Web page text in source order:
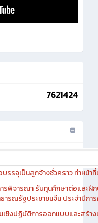
7621424
รจุเป็นลูกจ้างชั่วคราว ทำหน้าที่
รพิจารณา รับทุนศึกษาต่อและฝึ
รณรัฐประชาชนจีน ประจำปีก
เชิงปฏิบัติการออกแบบและสร้า